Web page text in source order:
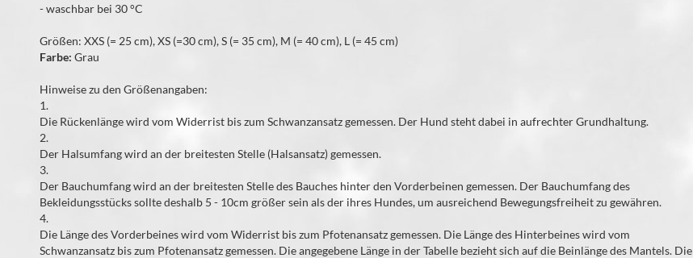
- waschbar bei 30 °C
Größen: XXS (= 25 cm), XS (=30 cm), S (= 35 cm), M (= 40 cm), L (= 45 cm)
Farbe: Grau
Hinweise zu den Größenangaben:
1.
Die Rückenlänge wird vom Widerrist bis zum Schwanzansatz gemessen. Der Hund steht dabei in aufrechter Grundhaltung.
2.
Der Halsumfang wird an der breitesten Stelle (Halsansatz) gemessen.
3.
Der Bauchumfang wird an der breitesten Stelle des Bauches hinter den Vorderbeinen gemessen. Der Bauchumfang des
Bekleidungsstücks sollte deshalb 5 - 10cm größer sein als der ihres Hundes, um ausreichend Bewegungsfreiheit zu gewähren.
4.
Die Länge des Vorderbeines wird vom Widerrist bis zum Pfotenansatz gemessen. Die Länge des Hinterbeines wird vom
Schwanzansatz bis zum Pfotenansatz gemessen. Die angegebene Länge in der Tabelle bezieht sich auf die Beinlänge des Mantels. Die